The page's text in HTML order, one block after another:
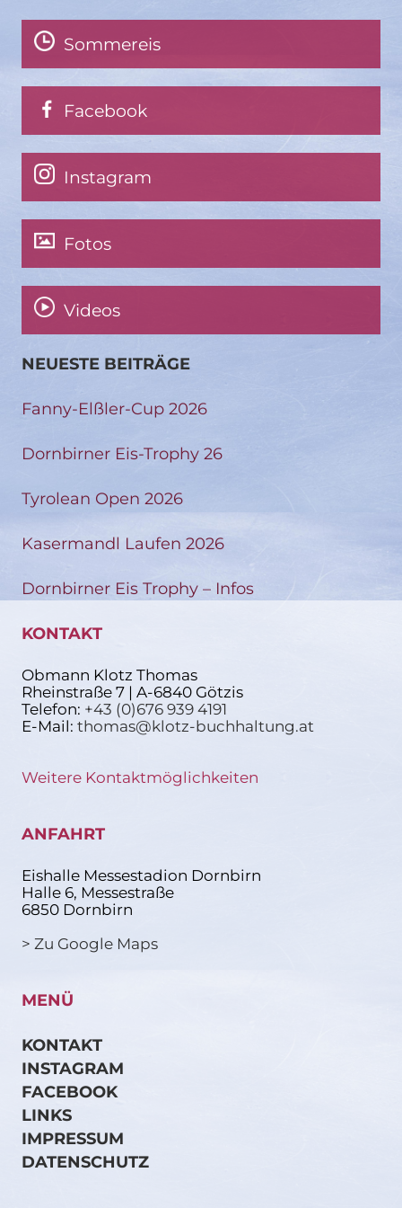
Sommereis
Facebook
Instagram
Fotos
Videos
NEUESTE BEITRÄGE
Fanny-Elßler-Cup 2026
Dornbirner Eis-Trophy 26
Tyrolean Open 2026
Kasermandl Laufen 2026
Dornbirner Eis Trophy – Infos
KONTAKT
Obmann Klotz Thomas
Rheinstraße 7 | A-6840 Götzis
Telefon: +43 (0)676 939 4191
E-Mail: thomas@klotz-buchhaltung.at
Weitere Kontaktmöglichkeiten
ANFAHRT
Eishalle Messestadion Dornbirn
Halle 6, Messestraße
6850 Dornbirn
> Zu Google Maps
MENÜ
KONTAKT
INSTAGRAM
FACEBOOK
LINKS
IMPRESSUM
DATENSCHUTZ